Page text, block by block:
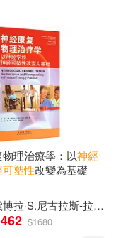
物理治療學：以神經
可塑性改變為基礎
（美）黛博拉·S.尼古拉斯-拉森
$1680